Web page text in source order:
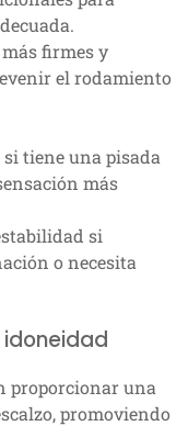
firmes y
el rodamiento
tiene una pisada
más
si
o necesita
proporcionar una
promoviendo